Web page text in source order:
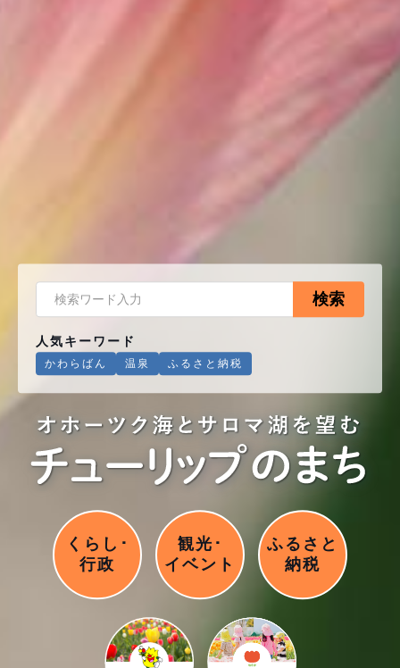
検索
人気キーワード
かわらばん 温泉 ふるさと納税
くらし･
行政
観光･
イベント
ふるさと
納税